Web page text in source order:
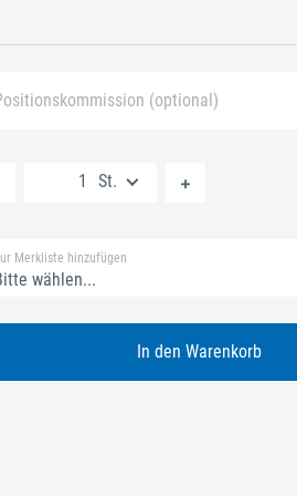
(optional)
St.
Merkliste hinzufügen
wählen...
In den Warenkorb